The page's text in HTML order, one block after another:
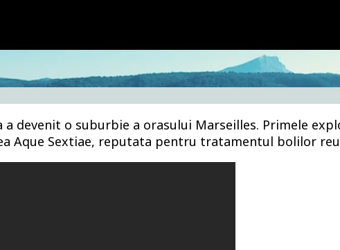
devenit o suburbie a orasului Marseilles. Primele
Aque Sextiae, reputata pentru tratamentul bolilor